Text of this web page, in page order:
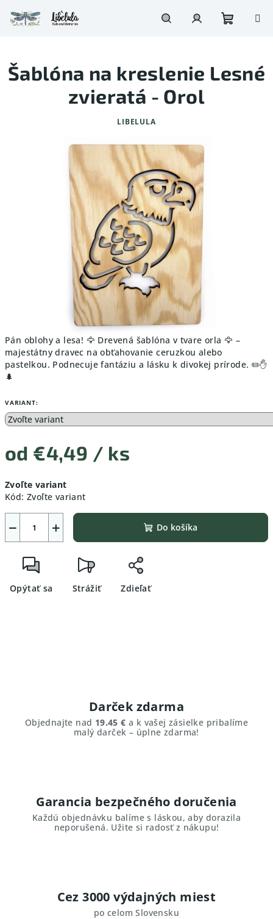
na
obsah
košík
Pán oblohy a lesa! 🦅 Drevená šablóna v tvare orla 🦅 –
majestátny dravec na obťahovanie ceruzkou alebo
pastelkou. Podnecuje fantáziu a lásku k divokej prírode. ✏️✋
🌲
VARIANT:
od €4,49 / ks
cena:
Zvoľte variant
Kód: Zvoľte variant
+
− Do košíka
Opýtať sa Strážiť Zdieľať
Šablóna na kreslenie Lesné
zvieratá - Orol
LIBELULA
Darček zdarma
Objednajte nad 19.45 € a k vašej zásielke pribalíme
malý darček – úplne zdarma!
Garancia bezpečného doručenia
Každú objednávku balíme s láskou, aby dorazila
neporušená. Užite si radosť z nákupu!
Cez 3000 výdajných miest
po celom Slovensku